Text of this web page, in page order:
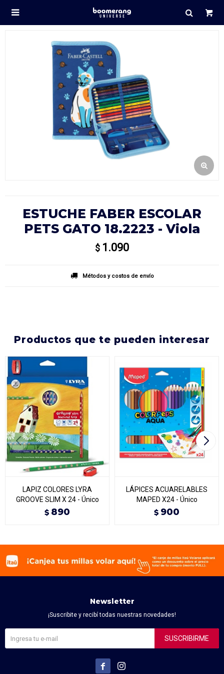

ESTUCHE FABER ESCOLAR
PETS GATO 18.2223 - Viola
$ 1.090
Métodos y costos de envío
productos que te pueden interesar
LAPIZ COLORES LYRA
GROOVE SLIM X 24 - Único
$ 890
LÁPICES ACUARELABLES
MAPED X24 - Único
$ 900
Newsletter
¡Suscribite y recibí todas nuestras novedades!
SUSCRIBIRME
 